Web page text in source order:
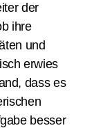
der
ihre
und
erwies
dass es
besser